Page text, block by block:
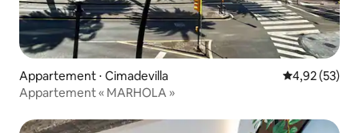
Appartement ⋅ Cimadevilla Évaluation
4,92 (53)
Appartement « MARHOLA »